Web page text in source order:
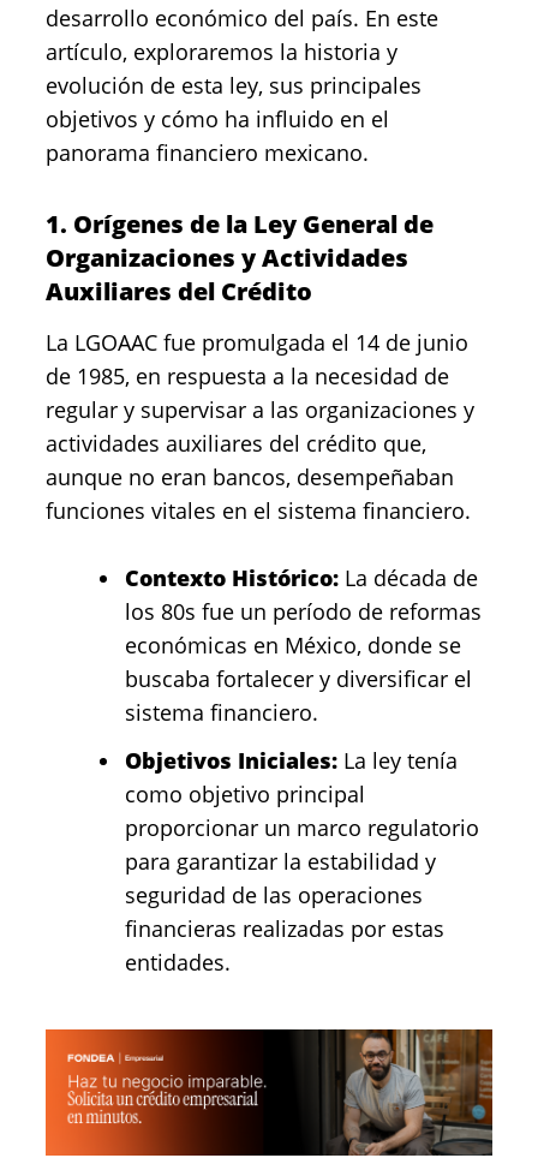
desarrollo económico del país. En este
artículo, exploraremos la historia y
evolución de esta ley, sus principales
objetivos y cómo ha influido en el
panorama financiero mexicano.
1. Orígenes de la Ley General de
Organizaciones y Actividades
Auxiliares del Crédito
La LGOAAC fue promulgada el 14 de junio
de 1985, en respuesta a la necesidad de
regular y supervisar a las organizaciones y
actividades auxiliares del crédito que,
aunque no eran bancos, desempeñaban
funciones vitales en el sistema financiero.
Contexto Histórico: La década de
los 80s fue un período de reformas
económicas en México, donde se
buscaba fortalecer y diversificar el
sistema financiero.
Objetivos Iniciales: La ley tenía
como objetivo principal
proporcionar un marco regulatorio
para garantizar la estabilidad y
seguridad de las operaciones
financieras realizadas por estas
entidades.